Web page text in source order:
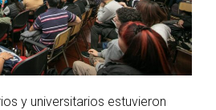
y universitarios estuvieron